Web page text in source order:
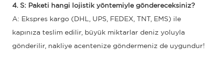
4. S: Paketi hangi lojistik yöntemiyle göndereceksiniz?
A: Ekspres kargo (DHL, UPS, FEDEX, TNT, EMS) ile
kapınıza teslim edilir, büyük miktarlar deniz yoluyla
gönderilir, nakliye acentenize göndermeniz de uygundur!